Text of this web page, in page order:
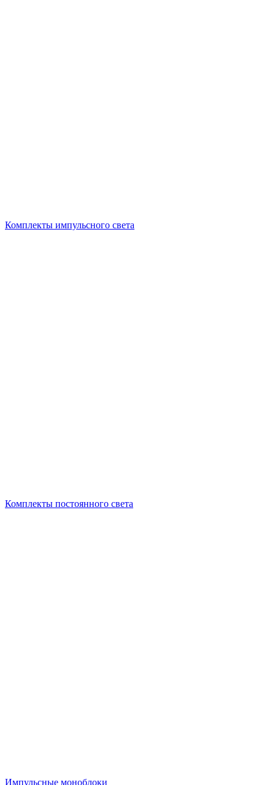
Комплекты импульсного света
Комплекты постоянного света
Импульсные моноблоки